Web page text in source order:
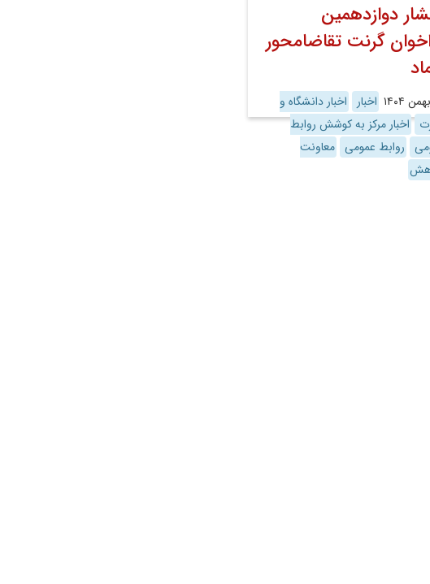
دوازدهمین
گرنت تقاضامحور
اخبار
اخبار دانشگاه و
اخبار مرکز به کوشش روابط
روابط عمومی معاونت